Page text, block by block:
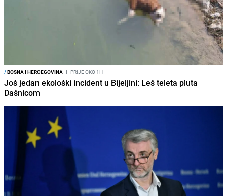
/BOSNA I HERCEGOVINA I PRIJE OKO 1H
Još jedan ekološki incident u Bijeljini: Leš teleta pluta
Dašnicom